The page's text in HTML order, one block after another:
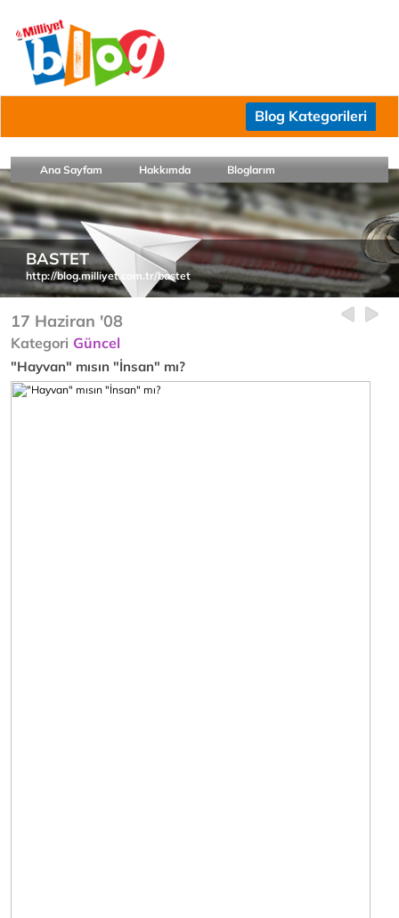
Blog Kategorileri
Ana Sayfam Hakkımda Bloglarım
BASTET
http://blog.milliyet.com.tr/bastet
17 Haziran '08
Kategori Güncel
"Hayvan" mısın "İnsan" mı?